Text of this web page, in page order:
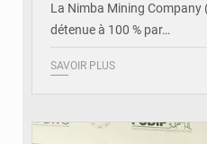
La Nimba Mining Company
détenue à 100 % par…
SAVOIR PLUS